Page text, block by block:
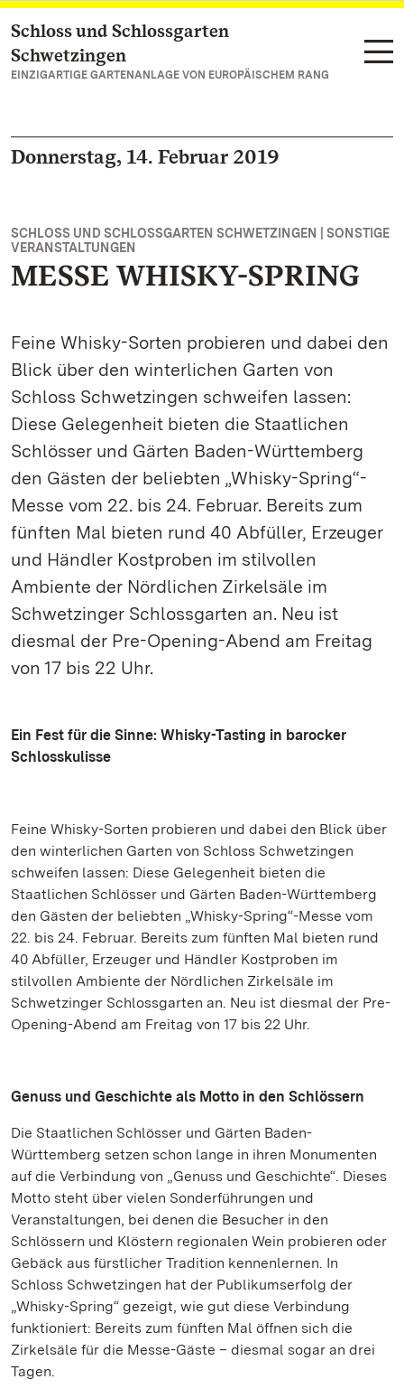
Zum Hauptinhalt springen
Schloss und Schlossgarten
Schwetzingen
EINZIGARTIGE GARTENANLAGE VON EUROPÄISCHEM RANG
Donnerstag, 14. Februar 2019
SCHLOSS UND SCHLOSSGARTEN SCHWETZINGEN | SONSTIGE
VERANSTALTUNGEN
MESSE WHISKY-SPRING
Feine Whisky-Sorten probieren und dabei den
Blick über den winterlichen Garten von
Schloss Schwetzingen schweifen lassen:
Diese Gelegenheit bieten die Staatlichen
Schlösser und Gärten Baden-Württemberg
den Gästen der beliebten „Whisky-Spring“-
Messe vom 22. bis 24. Februar. Bereits zum
fünften Mal bieten rund 40 Abfüller, Erzeuger
und Händler Kostproben im stilvollen
Ambiente der Nördlichen Zirkelsäle im
Schwetzinger Schlossgarten an. Neu ist
diesmal der Pre-Opening-Abend am Freitag
von 17 bis 22 Uhr.
Ein Fest für die Sinne: Whisky-Tasting in barocker
Schlosskulisse
Feine Whisky-Sorten probieren und dabei den Blick über
den winterlichen Garten von Schloss Schwetzingen
schweifen lassen: Diese Gelegenheit bieten die
Staatlichen Schlösser und Gärten Baden-Württemberg
den Gästen der beliebten „Whisky-Spring“-Messe vom
22. bis 24. Februar. Bereits zum fünften Mal bieten rund
40 Abfüller, Erzeuger und Händler Kostproben im
stilvollen Ambiente der Nördlichen Zirkelsäle im
Schwetzinger Schlossgarten an. Neu ist diesmal der Pre-
Opening-Abend am Freitag von 17 bis 22 Uhr.
Genuss und Geschichte als Motto in den Schlössern
Die Staatlichen Schlösser und Gärten Baden-
Württemberg setzen schon lange in ihren Monumenten
auf die Verbindung von „Genuss und Geschichte“. Dieses
Motto steht über vielen Sonderführungen und
Veranstaltungen, bei denen die Besucher in den
Schlössern und Klöstern regionalen Wein probieren oder
Gebäck aus fürstlicher Tradition kennenlernen. In
Schloss Schwetzingen hat der Publikumserfolg der
„Whisky-Spring“ gezeigt, wie gut diese Verbindung
funktioniert: Bereits zum fünften Mal öffnen sich die
Zirkelsäle für die Messe-Gäste – diesmal sogar an drei
Tagen.